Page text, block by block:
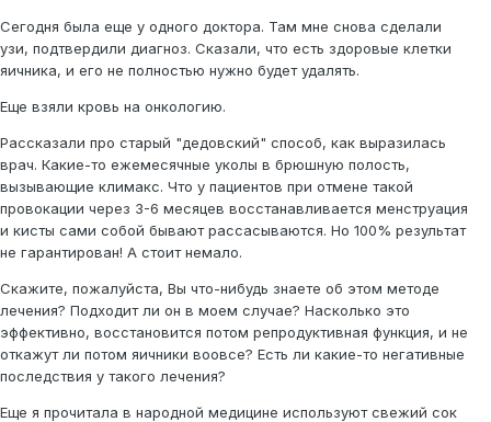
Сегодня была еще у одного доктора. Там мне снова сделали
узи, подтвердили диагноз. Сказали, что есть здоровые клетки
яичника, и его не полностью нужно будет удалять.
Еще взяли кровь на онкологию.
Рассказали про старый "дедовский" способ, как выразилась
врач. Какие-то ежемесячные уколы в брюшную полость,
вызывающие климакс. Что у пациентов при отмене такой
провокации через 3-6 месяцев восстанавливается менструация
и кисты сами собой бывают рассасываются. Но 100% результат
не гарантирован! А стоит немало.
Скажите, пожалуйста, Вы что-нибудь знаете об этом методе
лечения? Подходит ли он в моем случае? Насколько это
эффективно, восстановится потом репродуктивная функция, и не
откажут ли потом яичники воовсе? Есть ли какие-то негативные
последствия у такого лечения?
Еще я прочитала в народной медицине используют свежий сок